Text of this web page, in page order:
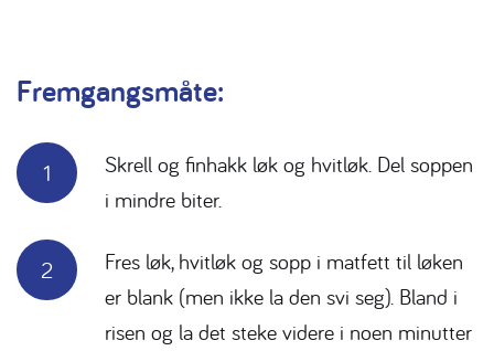
Fremgangsmåte:
Skrell og finhakk løk og hvitløk. Del soppen
i mindre biter.
Fres løk, hvitløk og sopp i matfett til løken
er blank (men ikke la den svi seg). Bland i
risen og la det steke videre i noen minutter